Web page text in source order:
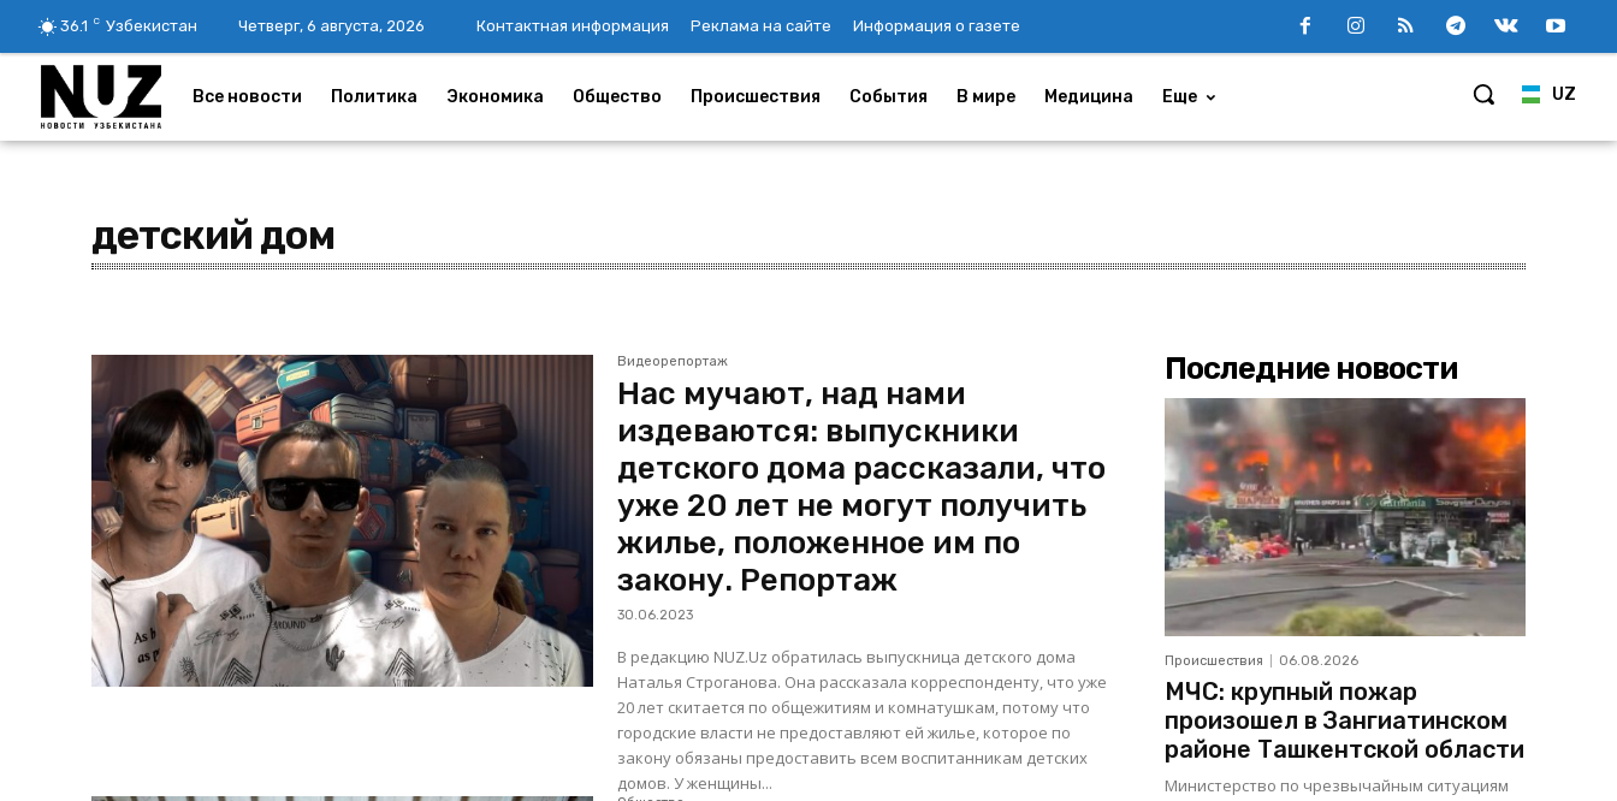
36.1 C Узбекистан Четверг, 6 августа, 2026 Контактная информация Реклама на сайте Информация о газете
UZ
Все новости Политика Экономика Общество Происшествия События В мире Медицина Еще
детский дом
Видеорепортаж
Нас мучают, над нами
издеваются: выпускники
детского дома рассказали, что
уже 20 лет не могут получить
жилье, положенное им по
закону. Репортаж
30.06.2023
В редакцию NUZ.Uz обратилась выпускница детского дома
Наталья Строганова. Она рассказала корреспонденту, что уже
20 лет скитается по общежитиям и комнатушкам, потому что
городские власти не предоставляют ей жилье, которое по
закону обязаны предоставить всем воспитанникам детских
домов. У женщины...
Последние новости
Происшествия 06.08.2026
МЧС: крупный пожар
произошел в Зангиатинском
районе Ташкентской области
Министерство по чрезвычайным ситуациям